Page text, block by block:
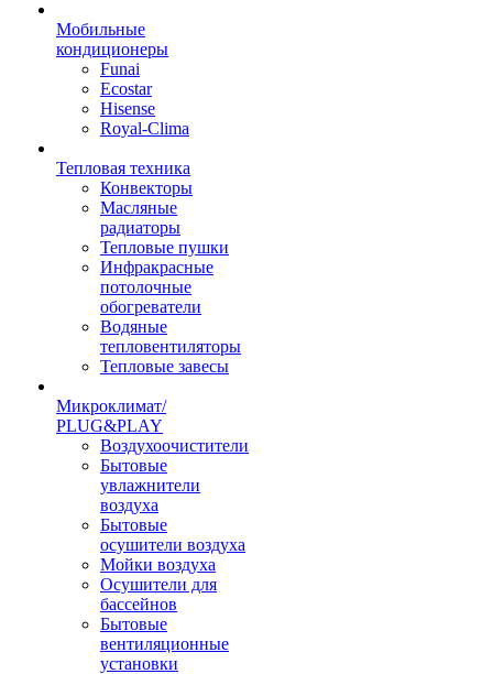
Мобильные
кондиционеры
Funai
Ecostar
Hisense
Royal-Clima
Тепловая техника
Конвекторы
Масляные
радиаторы
Тепловые пушки
Инфракрасные
потолочные
обогреватели
Водяные
тепловентиляторы
Тепловые завесы
Микроклимат/
PLUG&PLAY
Воздухоочистители
Бытовые
увлажнители
воздуха
Бытовые
осушители воздуха
Мойки воздуха
Осушители для
бассейнов
Бытовые
вентиляционные
установки